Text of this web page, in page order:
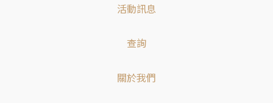
活動訊息
查詢
關於我們